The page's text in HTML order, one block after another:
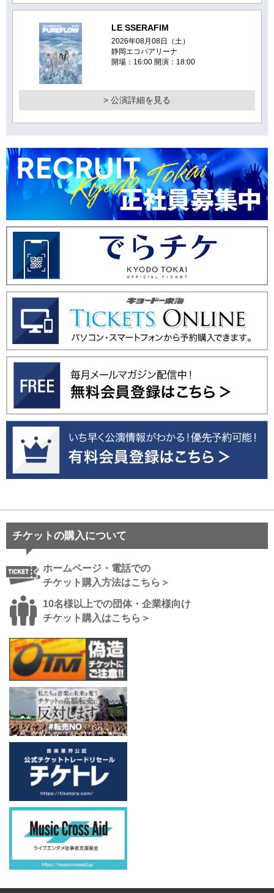
LE SSERAFIM
2026年08月08日（土）
静岡エコパアリーナ
開場：16:00 開演：18:00
> 公演詳細を見る
チケットの購入について
ホームページ・電話での
チケット購入方法はこちら＞
10名様以上での団体・企業様向け
チケット購入はこちら＞